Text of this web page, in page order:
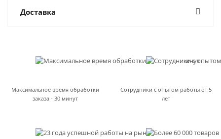
Доставка
Максимальное время обработки
заказа - 30 минут
Сотрудники с опытом работы от 5
лет